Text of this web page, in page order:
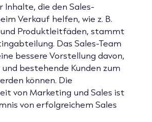
Inhalte, die den Sales-
Verkauf helfen, wie z. B.
Produktleitfäden, stammt
Das Sales-Team
bessere Vorstellung davon,
bestehende Kunden zum
können. Die
von Marketing und Sales ist
von erfolgreichem Sales